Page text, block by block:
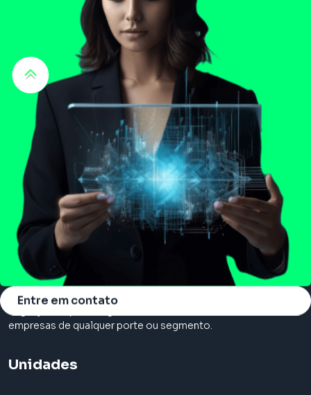
Entre em contato
Somos a principal consultoria em cloud, com serviços de
migração, suporte e gerenciamento na nuvem. Atendemos
empresas de qualquer porte ou segmento.
Unidades